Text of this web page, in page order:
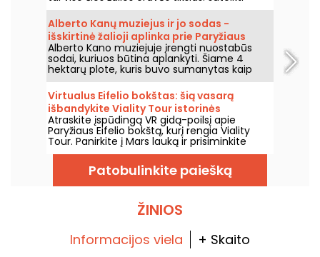
vietą, kur atgauti jėgas, ramiai.
Alberto Kanų muziejus ir jo sodas -
išskirtinė žalioji aplinka prie Paryžiaus
vartų
Alberto Kano muziejuje įrengti nuostabūs
sodai, kuriuos būtina aplankyti. Šiame 4
hektarų plote, kuris buvo sumanytas kaip
vaizdingas sodas, yra nuostabus japoniškas
sodas ir kaimas, angliškas sodas,
prancūziškas sodas, miškai ir pievos. Tai tikra
permaina.
Virtualus Eifelio bokštas: šią vasarą
išbandykite Viality Tour istorinės
ekskursijos gidą.
Atraskite įspūdingą VR gidą-poilsį apie
Paryžiaus Eifelio bokštą, kurį rengia Viality
Tour. Panirkite į Mars lauką ir prisiminkite
geležinės damos statybą bei jos atidarymą
1889 metais. Naujasis, iki šiol ištobulintas
leidimas išėjo 2026 m. kovo 31 d. Šia proga
turime jums nuolaidos kodą! O šiuo karščiu
Patobulinkite paiešką
ŽINIOS
Informacijos viela + Skaito